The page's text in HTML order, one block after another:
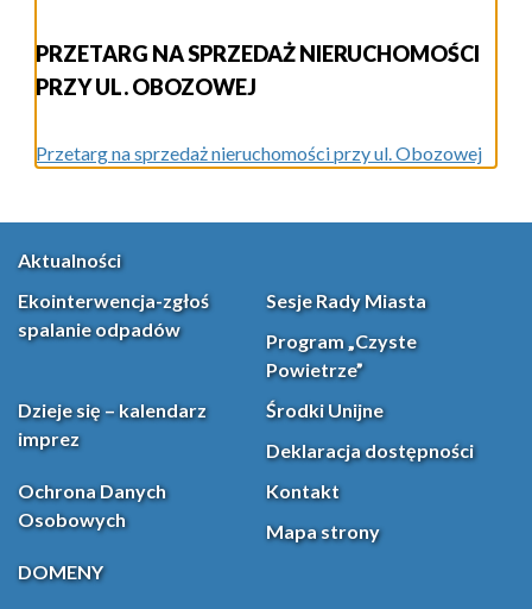
PRZETARG NA SPRZEDAŻ NIERUCHOMOŚCI
PRZY UL. OBOZOWEJ
Przetarg na sprzedaż nieruchomości przy ul. Obozowej
Aktualności
Ekointerwencja-zgłoś
spalanie odpadów
Sesje Rady Miasta
Program „Czyste
Powietrze”
Dzieje się – kalendarz
imprez
Środki Unijne
Deklaracja dostępności
Ochrona Danych
Osobowych
Kontakt
Mapa strony
DOMENY